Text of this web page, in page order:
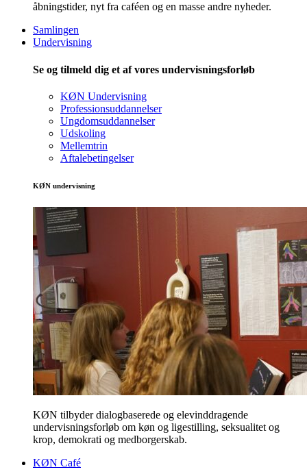
åbningstider, nyt fra caféen og en masse andre nyheder.
Samlingen
Undervisning
Se og tilmeld dig et af vores undervisningsforløb
KØN Undervisning
Professionsuddannelser
Ungdomsuddannelser
Udskoling
Mellemtrin
Aftalebetingelser
KØN undervisning
KØN tilbyder dialogbaserede og elevinddragende
undervisningsforløb om køn og ligestilling, seksualitet og
krop, demokrati og medborgerskab.
KØN Café